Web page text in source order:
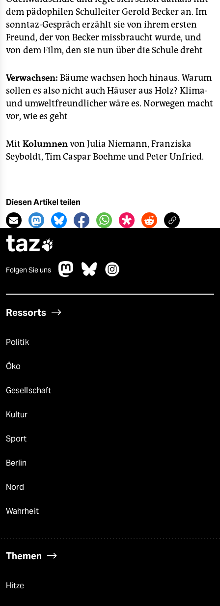
dem pädophilen Schulleiter Gerold Becker an. Im
sonntaz-Gespräch erzählt sie von ihrem ersten
Freund, der von Becker missbraucht wurde, und
von dem Film, den sie nun über die Schule dreht
Verwachsen: Bäume wachsen hoch hinaus. Warum
sollen es also nicht auch Häuser aus Holz? Klima-
und umweltfreundlicher wäre es. Norwegen macht
vor, wie es geht
Mit Kolumnenvon Julia Niemann, Franziska
Seyboldt, Tim Caspar Boehme und Peter Unfried.
Diesen Artikel teilen
taz
Folgen Sie uns
Ressorts
Politik
Öko
Gesellschaft
Kultur
Sport
Berlin
Nord
Wahrheit
Themen
Hitze